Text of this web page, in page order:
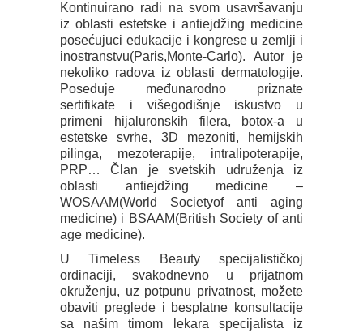
Kontinuirano radi na svom usavršavanju
iz oblasti estetske i antiejdžing medicine
posećujuci edukacije i kongrese u zemlji i
inostranstvu(Paris,Monte-Carlo). Autor je
nekoliko radova iz oblasti dermatologije.
Poseduje međunarodno priznate
sertifikate i višegodišnje iskustvo u
primeni hijaluronskih filera, botox-a u
estetske svrhe, 3D mezoniti, hemijskih
pilinga, mezoterapije, intralipoterapije,
PRP… Član je svetskih udruženja iz
oblasti antiejdžing medicine –
WOSAAM(World Societyof anti aging
medicine) i BSAAM(British Society of anti
age medicine).
U Timeless Beauty specijalističkoj
ordinaciji, svakodnevno u prijatnom
okruženju, uz potpunu privatnost, možete
obaviti preglede i besplatne konsultacije
sa našim timom lekara specijalista iz